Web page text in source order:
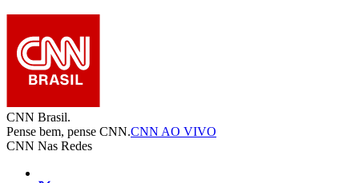
CNN Brasil.
Pense bem, pense CNN.CNN AO VIVO
CNN Nas Redes